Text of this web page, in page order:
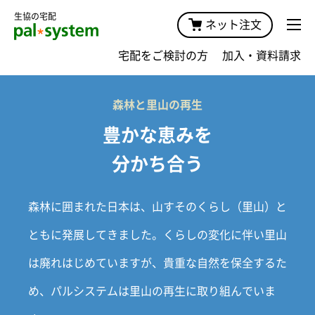
生協の宅配
ネット注文
宅配をご検討の方 加入・資料請求
森林と里山の再生
豊かな恵みを
分かち合う
森林に囲まれた日本は、山すそのくらし（里山）と
ともに発展してきました。くらしの変化に伴い里山
は廃れはじめていますが、貴重な自然を保全するた
め、パルシステムは里山の再生に取り組んでいま